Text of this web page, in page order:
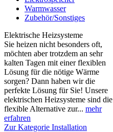
Warmwasser
Zubehör/Sonstiges
Elektrische Heizsysteme
Sie heizen nicht besonders oft,
möchten aber trotzdem an sehr
kalten Tagen mit einer flexiblen
Lösung für die nötige Wärme
sorgen? Dann haben wir die
perfekte Lösung für Sie! Unsere
elektrischen Heizsysteme sind die
flexible Alternative zur... mehr
erfahren
Zur Kategorie Installation